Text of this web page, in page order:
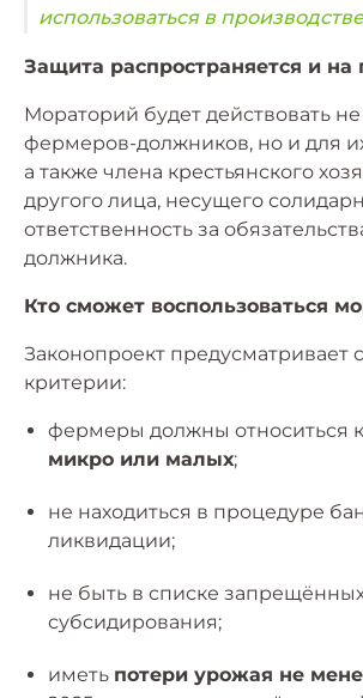
использоваться в
Защита распространяется и на
Мораторий будет действовать не
фермеров-должников, но и для
а также члена крестьянского
другого лица, несущего
ответственность за
должника.
Кто сможет воспользоваться
Законопроект предусматривает
критерии:
фермеры должны относиться
микро или малых;
не находиться в процедуре
ликвидации;
не быть в списке
субсидирования;
иметь потери урожая не